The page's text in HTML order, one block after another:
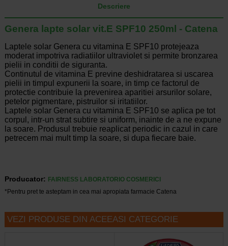
Descriere
Genera lapte solar vit.E SPF10 250ml - Catena
Laptele solar Genera cu vitamina E SPF10 protejeaza
moderat impotriva radiatiilor ultraviolet si permite bronzarea
pielii in conditii de siguranta.
Continutul de vitamina E previne deshidratarea si uscarea
pielii in timpul expunerii la soare, in timp ce factorul de
protectie contribuie la prevenirea aparitiei arsurilor solare,
petelor pigmentare, pistruilor si iritatiilor.
Laptele solar Genera cu vitamina E SPF10 se aplica pe tot
corpul, intr-un strat subtire si uniform, inainte de a ne expune
la soare. Produsul trebuie reaplicat periodic in cazul in care
petrecem mai mult timp la soare, si dupa fiecare baie.
Producator:
FAIRNESS LABORATORIO COSMERICI
*Pentru pret te asteptam in cea mai apropiata farmacie Catena
VEZI PRODUSE DIN ACEEASI CATEGORIE